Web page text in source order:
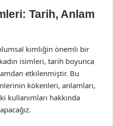
Tarih, Anlam
kimliğin önemli bir
isimleri, tarih boyunca
etkilenmiştir. Bu
kökenleri, anlamları,
kullanımları hakkında